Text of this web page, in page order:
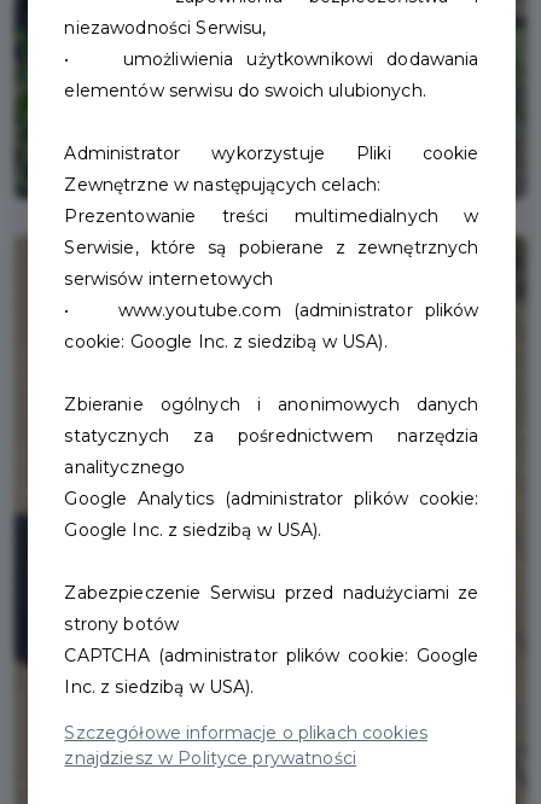
niezawodności Serwisu,
• umożliwienia użytkownikowi dodawania
elementów serwisu do swoich ulubionych.
Administrator wykorzystuje Pliki cookie
Zewnętrzne w następujących celach:
Prezentowanie treści multimedialnych w
Serwisie, które są pobierane z zewnętrznych
serwisów internetowych
• www.youtube.com (administrator plików
cookie: Google Inc. z siedzibą w USA).
Zbieranie ogólnych i anonimowych danych
statycznych za pośrednictwem narzędzia
analitycznego
Google Analytics (administrator plików cookie:
Google Inc. z siedzibą w USA).
Zabezpieczenie Serwisu przed nadużyciami ze
strony botów
CAPTCHA (administrator plików cookie: Google
Inc. z siedzibą w USA).
Szczegółowe informacje o plikach cookies
znajdziesz w Polityce prywatności